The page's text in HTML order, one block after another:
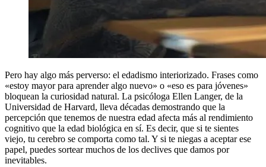
Pero hay algo más perverso: el edadismo interiorizado. Frases como
«estoy mayor para aprender algo nuevo» o «eso es para jóvenes»
bloquean la curiosidad natural. La psicóloga Ellen Langer, de la
Universidad de Harvard, lleva décadas demostrando que la
percepción que tenemos de nuestra edad afecta más al rendimiento
cognitivo que la edad biológica en sí. Es decir, que si te sientes
viejo, tu cerebro se comporta como tal. Y si te niegas a aceptar ese
papel, puedes sortear muchos de los declives que damos por
inevitables.